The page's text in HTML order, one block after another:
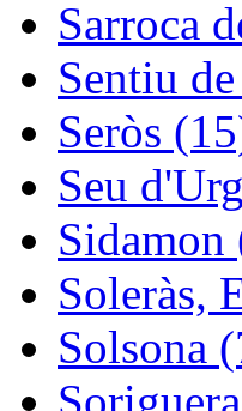
Sarroca
Sentiu
Seròs
Seu
Sidamon
Soleràs,
Solsona